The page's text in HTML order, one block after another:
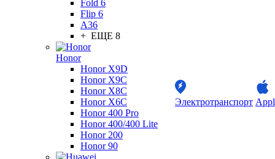
Fold 6
Flip 6
A36
+ ЕЩЕ 8
Honor
Honor X9D
Honor X9C
Honor X8C
Honor X6C
Honor 400 Pro
Honor 400/400 Lite
Honor 200
Honor 90
Электротранспорт